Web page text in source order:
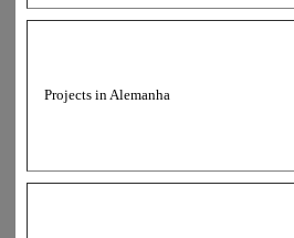
Projects in Alemanha